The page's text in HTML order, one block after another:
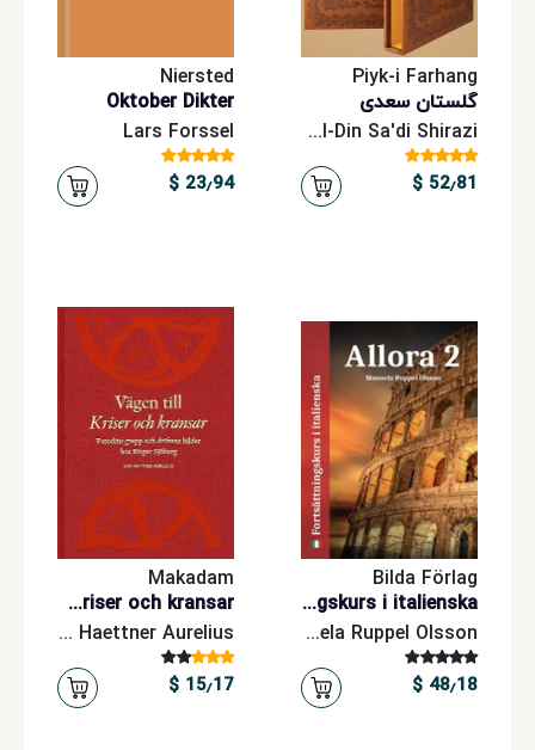
نوجوان
کتاب‌های
آموزشی
اشتراکی
Piyk-i Farhang
گلستان سعدی
Shaikh Muslih al-Din Sa'di Shirazi
52٫81 $
Niersted
Oktober Dikter
Lars Forssel
23٫94 $
Bilda Förlag
Allora 2: fortsättningskurs i italienska
Manuela Ruppel Olsson
48٫18 $
Makadam
Vägen till Kriser och kransar
Eva Haettner Aurelius
15٫17 $